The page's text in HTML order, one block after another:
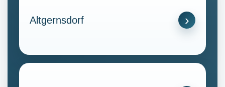
Altgernsdorf